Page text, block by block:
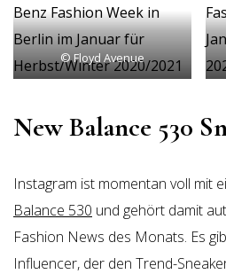
© Floyd Avenue
New Balance 530
Instagram ist momentan voll mit
Balance 530 und gehört damit
Fashion News des Monats. Es
Influencer, der den Trend-